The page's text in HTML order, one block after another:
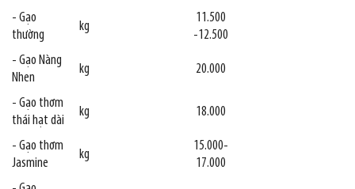
- Gạo
thường
kg
11.500
-12.500
- Gạo Nàng
Nhen
kg 20.000
- Gạo thơm
thái hạt dài
kg 18.000
- Gạo thơm
Jasmine
kg
15.000-
17.000